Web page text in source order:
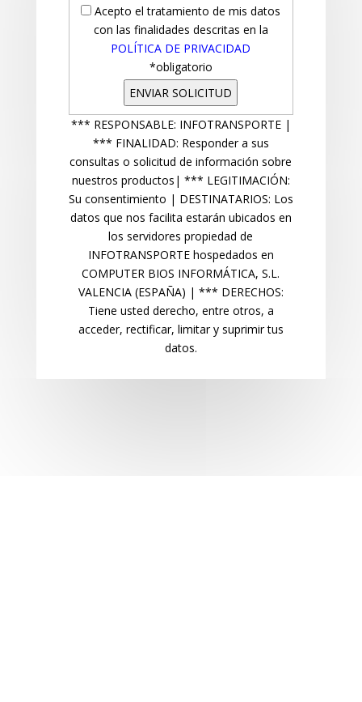
Acepto el tratamiento de mis datos
con las finalidades descritas en la
POLÍTICA DE PRIVACIDAD
*obligatorio
*** RESPONSABLE: INFOTRANSPORTE |
*** FINALIDAD: Responder a sus
consultas o solicitud de información sobre
nuestros productos| *** LEGITIMACIÓN:
Su consentimiento | DESTINATARIOS: Los
datos que nos facilita estarán ubicados en
los servidores propiedad de
INFOTRANSPORTE hospedados en
COMPUTER BIOS INFORMÁTICA, S.L.
VALENCIA (ESPAÑA) | *** DERECHOS:
Tiene usted derecho, entre otros, a
acceder, rectificar, limitar y suprimir tus
datos.